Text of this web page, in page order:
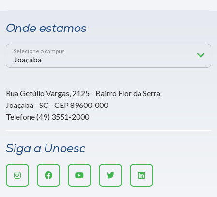
Onde estamos
Selecione o campus
Rua Getúlio Vargas, 2125 - Bairro Flor da Serra
Joaçaba - SC - CEP 89600-000
Telefone (49) 3551-2000
Siga a Unoesc